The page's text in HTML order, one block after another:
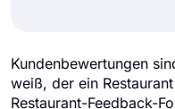
Kundenbewertungen
weiß, der ein
Restaurant-Feedback-